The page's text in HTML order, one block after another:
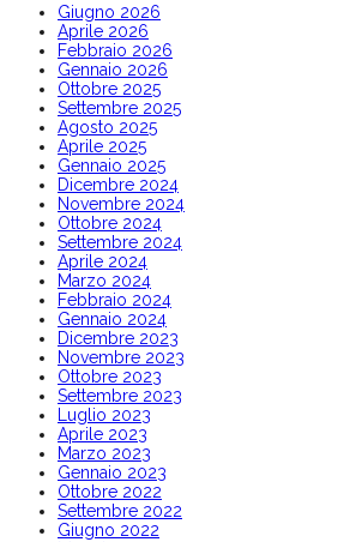
Giugno 2026
Aprile 2026
Febbraio 2026
Gennaio 2026
Ottobre 2025
Settembre 2025
Agosto 2025
Aprile 2025
Gennaio 2025
Dicembre 2024
Novembre 2024
Ottobre 2024
Settembre 2024
Aprile 2024
Marzo 2024
Febbraio 2024
Gennaio 2024
Dicembre 2023
Novembre 2023
Ottobre 2023
Settembre 2023
Luglio 2023
Aprile 2023
Marzo 2023
Gennaio 2023
Ottobre 2022
Settembre 2022
Giugno 2022